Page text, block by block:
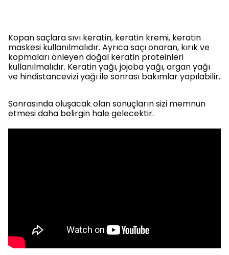
Kopan saçlara sıvı keratin, keratin kremi, keratin
maskesi kullanılmalıdır. Ayrıca saçı onaran, kırık ve
kopmaları önleyen doğal keratin proteinleri
kullanılmalıdır. Keratin yağı, jojoba yağı, argan yağı
ve hindistancevizi yağı ile sonrası bakımlar yapılabilir.
Sonrasında oluşacak olan sonuçların sizi memnun
etmesi daha belirgin hale gelecektir.